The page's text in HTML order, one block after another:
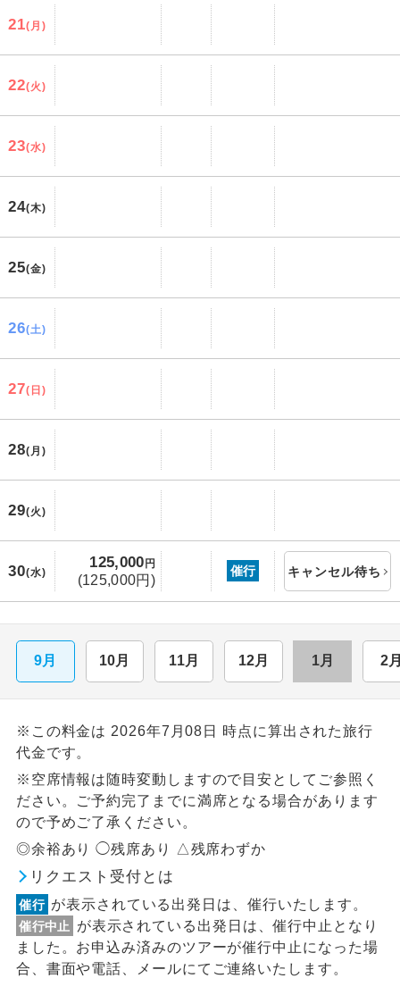
21(月)
22(火)
23(水)
24(木)
25(金)
26(土)
27(日)
28(月)
29(火)
30(水)
125,000 円
(125,000円)
催行 キャンセル待ち
9月 10月 11月 12月 1月 2
※この料金は 2026年7月08日 時点に算出された旅行
代金です。
※空席情報は随時変動しますので目安としてご参照く
ださい。ご予約完了までに満席となる場合があります
ので予めご了承ください。
◎余裕あり ◯残席あり △残席わずか
リクエスト受付とは
催行 が表示されている出発日は、催行いたします。
催行中止
が表示されている出発日は、催行中止となり
ました。お申込み済みのツアーが催行中止になった場
合、書面や電話、メールにてご連絡いたします。